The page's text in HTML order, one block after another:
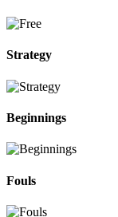
Strategy
Beginnings
Fouls